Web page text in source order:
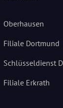
Oberhausen
Filiale Dortmund
Schlüsseldienst
Filiale Erkrath